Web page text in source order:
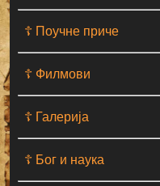
☦ Поучне приче
☦ Филмови
☦ Галерија
☦ Бог и наука